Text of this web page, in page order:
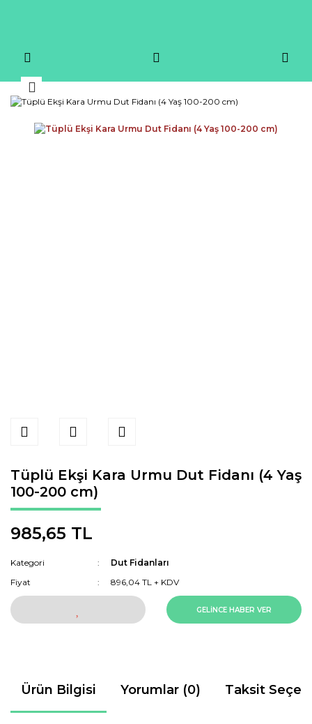
Tüplü Ekşi Kara Urmu Dut Fidanı (4 Yaş
100-200 cm)
985,65 TL
Kategori
Dut Fidanları
Fiyat
896,04 TL + KDV
GELİNCE HABER VER
Ürün Bilgisi Yorumlar (0) Taksit